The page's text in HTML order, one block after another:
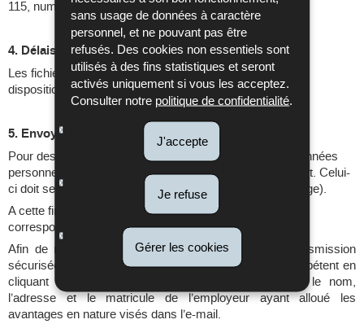
sans usage de données à caractère
personnel, et ne pouvant pas être
refusés. Des cookies non essentiels sont
utilisés à des fins statistiques et seront
activés uniquement si vous les acceptez.
Consulter notre politique de confidentialité.
J'accepte
Je refuse
Gérer les cookies
115, numéro 13a L.I.R.
4. Délais
Les fichiers sont à transmettre au moment de la mise à
disposition de la prime participative.
5. Envoyer le formulaire
Pour des raisons de secret fiscal et de protection des données
personnelles, l’envoi de la notification par email est interdit. Celui-
ci doit se faire moyennant l’outil OTX (One-Time-Exchange).
A cette fin, il faut que l’ACD vous envoie une invitation
correspondante par email.
Afin de recevoir une telle invitation en vue d'une transmission
sécurisée, veuillez prendre contact avec le service compétent en
cliquant sur un lien ci-dessous. Veuillez renseigner le nom,
l’adresse et le matricule de l’employeur ayant alloué les
avantages en nature visés dans l’e-mail.